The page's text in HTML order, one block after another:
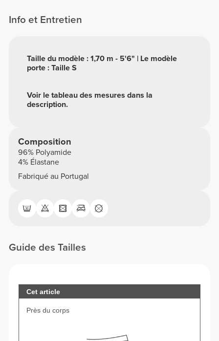
Info et Entretien
Voir le tableau des mesures dans la
description.
Taille du modèle : 1,70 m - 5'6" | Le modèle
porte : Taille S
Composition
96% Polyamide
4% Élastane
Fabriqué au Portugal
Guide des Tailles
Cet article
Près du corps